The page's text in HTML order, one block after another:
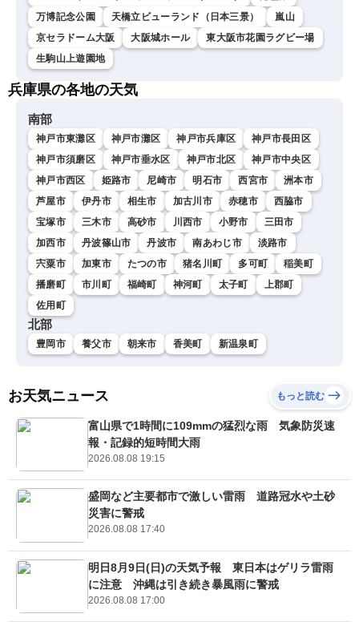
万博記念公園
天橋立ビューランド（日本三景）
嵐山
京セラドーム大阪
大阪城ホール
東大阪市花園ラグビー場
生駒山上遊園地
兵庫県の各地の天気
南部
神戸市東灘区 神戸市灘区 神戸市兵庫区
神戸市長田区
神戸市須磨区
神戸市垂水区 神戸市北区
神戸市中央区
神戸市西区
姫路市 尼崎市 明石市 西宮市
洲本市
芦屋市
伊丹市 相生市 加古川市 赤穂市
西脇市
宝塚市
三木市 高砂市 川西市 小野市
三田市
加西市
丹波篠山市 丹波市 南あわじ市
淡路市
宍粟市
加東市 たつの市 猪名川町 多可町
稲美町
播磨町
市川町 福崎町 神河町 太子町
上郡町
佐用町
北部
豊岡市 養父市 朝来市 香美町 新温泉町
お天気ニュース もっと読む
富山県で1時間に109mmの猛烈な雨 気象防災速
報・記録的短時間大雨
2026.08.08 19:15
盛岡など主要都市で激しい雷雨 道路冠水や土砂
災害に警戒
2026.08.08 17:40
明日8月9日(日)の天気予報 東日本はゲリラ雷雨
に注意 沖縄は引き続き暴風雨に警戒
2026.08.08 17:00